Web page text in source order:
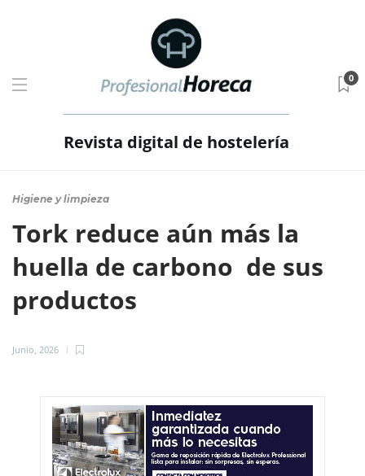
Revista digital de hostelería
0
Higiene y limpieza
Tork reduce aún más la
huella de carbono de sus
productos
Junio, 2026